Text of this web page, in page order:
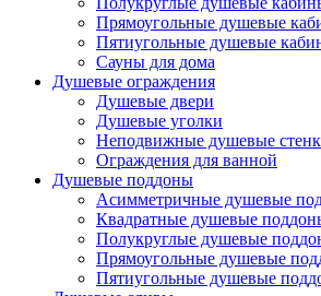
Прямоугольные душевые
Пятиугольные душевые
Сауны для дома
Душевые ограждения
Душевые двери
Душевые уголки
Неподвижные душевые
Ограждения для ванной
Душевые поддоны
Асимметричные душевые
Квадратные душевые
Полукруглые душевые
Прямоугольные душевые
Пятиугольные душевые